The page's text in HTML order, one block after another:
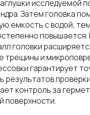
исследуемой
Затем головка
емкость с водой,
повышается.
головки
трещины и
гарантирует
результатов
контроль за
поверхности.